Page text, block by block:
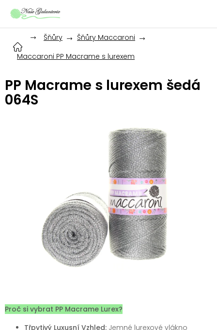
Šňůry
Šňůry Maccaroni
Maccaroni PP Macrame s lurexem
PP Macrame s lurexem šedá
064S
Proč si vybrat PP Macrame Lurex?
Třpytivý Luxusní Vzhled: Jemné lurexové vlákno